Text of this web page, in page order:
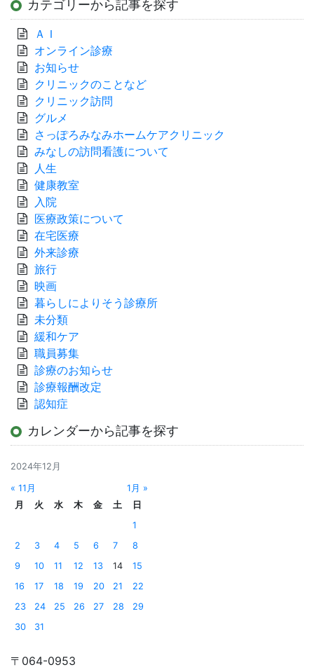
カテゴリーから記事を探す
ＡＩ
オンライン診療
お知らせ
クリニックのことなど
クリニック訪問
グルメ
さっぽろみなみホームケアクリニック
みなしの訪問看護について
人生
健康教室
入院
医療政策について
在宅医療
外来診療
旅行
映画
暮らしによりそう診療所
未分類
緩和ケア
職員募集
診療のお知らせ
診療報酬改定
認知症
カレンダーから記事を探す
2024年12月
« 11月
1月 »
月
火 水 木 金 土
日
1
2
3 4 5 6 7
8
9
10 11 12 13 14
15
16
17 18 19 20 21
22
23
24 25 26 27 28
29
30
31
〒064-0953